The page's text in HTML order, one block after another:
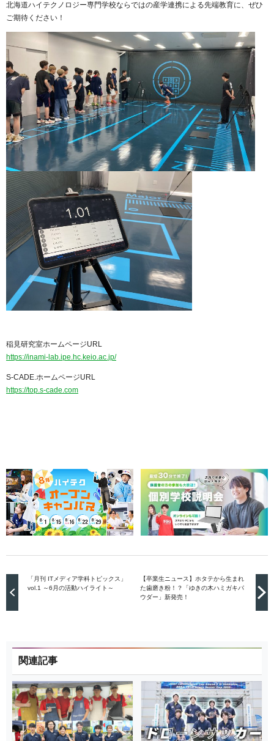
北海道ハイテクノロジー専門学校ならではの産学連携による先端教育に、ぜひ
ご期待ください！
稲見研究室ホームページURL
https://inami-lab.ipe.hc.keio.ac.jp/
S-CADE.ホームページURL
https://top.s-cade.com
「月刊 ITメディア学科トピックス」
vol.1 ～6月の活動ハイライト～
【卒業生ニュース】ホタテから生まれ
た歯磨き粉！？「ゆきの木ハミガキパ
ウダー」新発売！
関連記事